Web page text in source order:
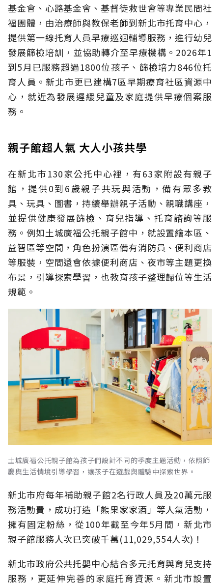
基金會、心路基金會、基督徒救世會等專業民間社
福團體，由治療師與教保老師到新北市托育中心，
提供第一線托育人員早療巡迴輔導服務，進行幼兒
發展篩檢培訓，並協助轉介至早療機構。2026年1
到5月已服務超過1800位孩子、篩檢培力846位托
育人員。新北市更已建構7區早期療育社區資源中
心，就近為發展遲緩兒童及家庭提供早療個案服
務。
親子館超人氣 大人小孩共學
在新北市130家公托中心裡，有63家附設有親子
館，提供0到6歲親子共玩與活動，備有眾多教
具、玩具、圖書，持續舉辦親子活動、親職講座，
並提供健康發展篩檢、育兒指導、托育諮詢等服
務。例如土城廣福公托親子館中，就設置繪本區、
益智區等空間，角色扮演區備有消防員、便利商店
等服裝，空間還會依據便利商店、夜市等主題更換
布景，引導探索學習，也教育孩子整理歸位等生活
規範。
土城廣福公托親子館為孩子們設計不同的季度主題活動，依照節
慶與生活情境引導學習，讓孩子在遊戲與體驗中探索世界。
新北市府每年補助親子館2名行政人員及20萬元服
務活動費，成功打造「熊果家家酒」等人氣活動，
擁有固定粉絲，從100年截至今年5月間，新北市
親子館服務人次已突破千萬(11,029,554人次)！
新北市政府公共托嬰中心結合多元托育與育兒支持
服務，更延伸完善的家庭托育資源。新北市設置